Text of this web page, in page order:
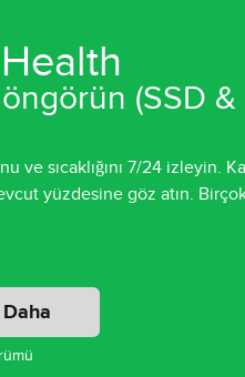
(SSD &
ve sıcaklığını 7/24 izleyin.
yüzdesine göz atın.
Daha